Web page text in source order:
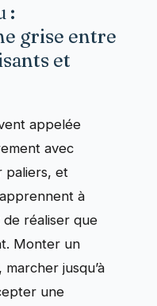
:
grise entre
et
appelée
avec
paliers, et
à
réaliser que
Monter un
jusqu’à
une